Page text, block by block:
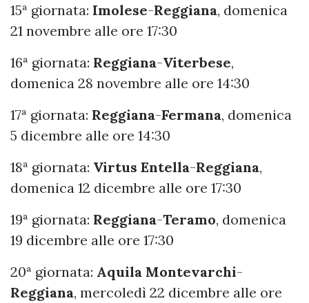
15ª giornata: Imolese-Reggiana, domenica
21 novembre alle ore 17:30
16ª giornata: Reggiana-Viterbese,
domenica 28 novembre alle ore 14:30
17ª giornata: Reggiana-Fermana, domenica
5 dicembre alle ore 14:30
18ª giornata: Virtus Entella-Reggiana,
domenica 12 dicembre alle ore 17:30
19ª giornata: Reggiana-Teramo, domenica
19 dicembre alle ore 17:30
20ª giornata: Aquila Montevarchi-
Reggiana, mercoledì 22 dicembre alle ore